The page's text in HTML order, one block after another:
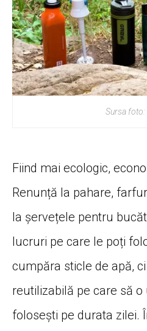
Sursa foto:
Fiind mai ecologic,
Renunță la pahare,
la șervețele pentru
lucruri pe care le poți
cumpăra sticle de apă,
reutilizabilă pe care să
folosești pe durata zilei.